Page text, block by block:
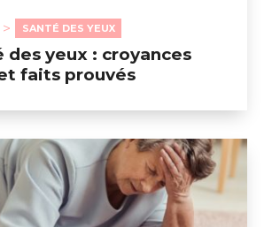
SANTÉ DES YEUX
des yeux : croyances
faits prouvés